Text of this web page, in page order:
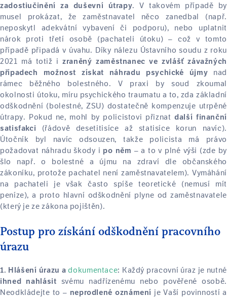
zadostiučinění za duševní útrapy. V takovém případě by
musel prokázat, že zaměstnavatel něco zanedbal (např.
neposkytl adekvátní vybavení či podporu), nebo uplatnit
nárok proti třetí osobě (pachateli útoku) – což v tomto
případě připadá v úvahu. Díky nálezu Ústavního soudu z roku
2021 má totiž izraněný zaměstnanec ve zvlášť závažných
případech možnost získat náhradu psychické újmy nad
rámec běžného bolestného. V praxi by soud zkoumal
okolnosti útoku, míru psychického traumatu a to, zda základní
odškodnění (bolestné, ZSU) dostatečně kompenzuje utrpěné
útrapy. Pokud ne, mohl by policistovi přiznatdalší finanční
satisfakci
(řádově desetitisíce až statisíce korun navíc).
Útočník byl navíc odsouzen, takže policista má právo
požadovat náhradu škody i po něm – a to v plné výši (zde by
šlo např. o bolestné a újmu na zdraví dle občanského
zákoníku, protože pachatel není zaměstnavatelem). Vymáhání
na pachateli je však často spíše teoretické (nemusí mít
peníze), a proto hlavní odškodnění plyne od zaměstnavatele
(který je ze zákona pojištěn).
Postup pro získání odškodnění pracovního
úrazu
1. Hlášení úrazu adokumentace: Každý pracovní úraz je nutné
ihned nahlásit svému nadřízenému nebo pověřené osobě.
Neodkládejte to – neprodlené oznámení je Vaší povinností a